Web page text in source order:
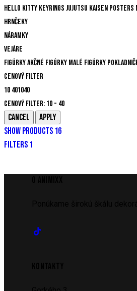
Hello Kitty Keyrings Jujutsu Kaisen Posters
Hrnčeky
Náramky
Vejáre
FigúrkyAkčné figúrky Malé figúrky
Cenový filter
10 401040
Cenový filter: 10 - 40
SHOW PRODUCTS 16
FILTERS 1